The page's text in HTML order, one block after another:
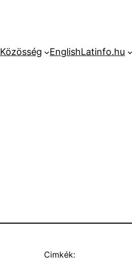
Közösség EnglishLatinfo.hu
Cimkék: